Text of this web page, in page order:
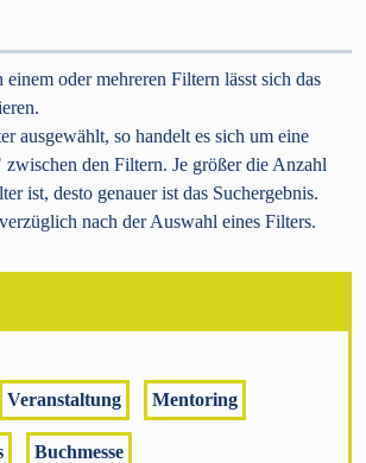
oder mehreren Filtern lässt sich das
ausgewählt, so handelt es sich um eine
den Filtern. Je größer die Anzahl
ist, desto genauer ist das Suchergebnis.
nach der Auswahl eines Filters.
Veranstaltung Mentoring
Buchmesse